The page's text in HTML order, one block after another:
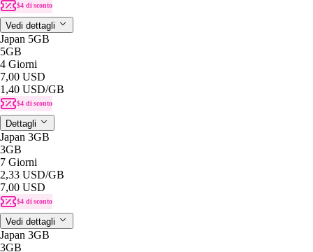
$4 di sconto
Vedi dettagli
Japan 5GB
5GB
4 Giorni
7,00 USD
1,40 USD/GB
$4 di sconto
Dettagli
Japan 3GB
3GB
7 Giorni
2,33 USD/GB
7,00 USD
$4 di sconto
Vedi dettagli
Japan 3GB
3GB